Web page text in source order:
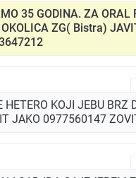
35 GODINA. ZA ORAL
ZG( Bistra)
KOJI JEBU BRZ
JAKO 0977560147